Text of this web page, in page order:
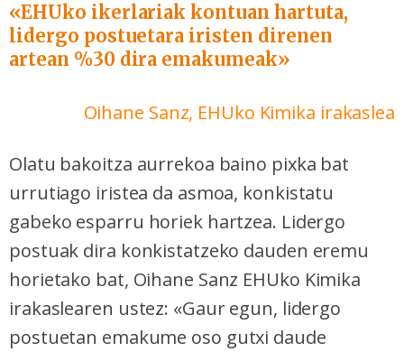
«EHUko ikerlariak kontuan hartuta,
lidergo postuetara iristen direnen
artean %30 dira emakumeak»
Oihane Sanz, EHUko Kimika irakaslea
Olatu bakoitza aurrekoa baino pixka bat
urrutiago iristea da asmoa, konkistatu
gabeko esparru horiek hartzea. Lidergo
postuak dira konkistatzeko dauden eremu
horietako bat, Oihane Sanz EHUko Kimika
irakaslearen ustez: «Gaur egun, lidergo
postuetan emakume oso gutxi daude